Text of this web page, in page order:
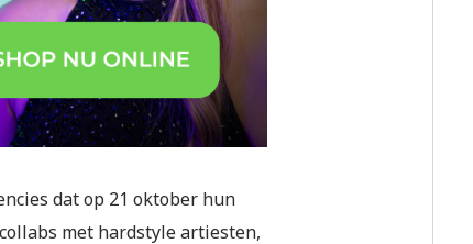
dat op 21 oktober hun
met hardstyle artiesten,